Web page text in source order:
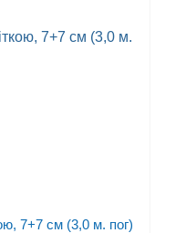
7+7 см (3,0 м. пог)